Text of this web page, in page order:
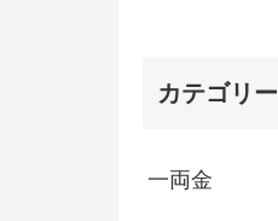
カテゴリー
一両金